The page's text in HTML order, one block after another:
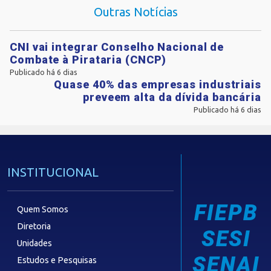
Outras Notícias
CNI vai integrar Conselho Nacional de
Combate à Pirataria (CNCP)
Publicado há 6 dias
Quase 40% das empresas industriais
preveem alta da dívida bancária
Publicado há 6 dias
INSTITUCIONAL
Quem Somos
Diretoria
Unidades
Estudos e Pesquisas
FIEPB
SESI
SENAI